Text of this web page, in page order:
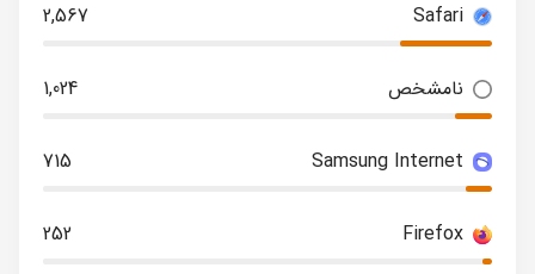
Safari
2,567
نامشخص 1,024
Samsung Internet
715
Firefox
252